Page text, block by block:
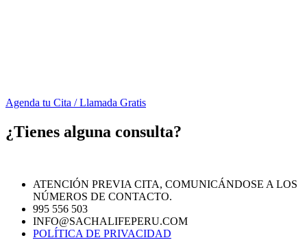
Agenda tu Cita / Llamada Gratis
¿Tienes alguna consulta?
ATENCIÓN PREVIA CITA, COMUNICÁNDOSE A LOS
NÚMEROS DE CONTACTO.
995 556 503
INFO@SACHALIFEPERU.COM
POLÍTICA DE PRIVACIDAD